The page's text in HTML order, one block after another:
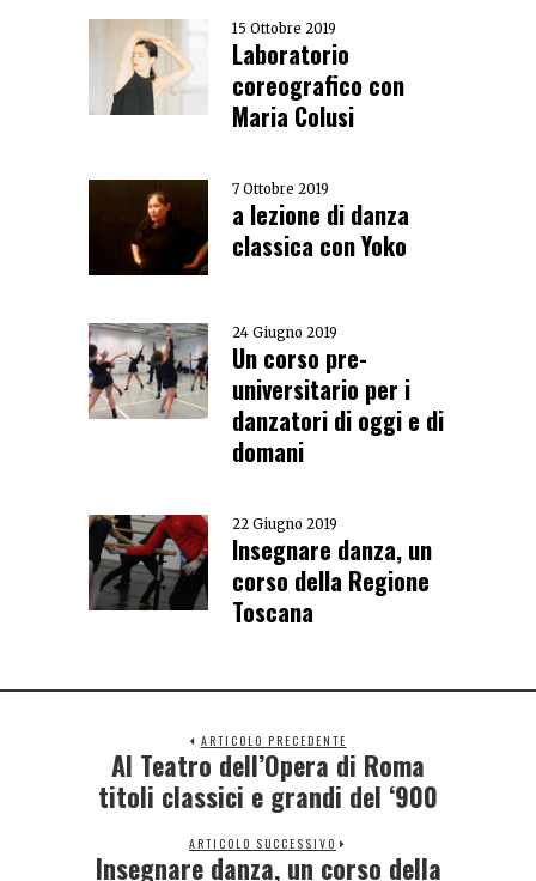
15 Ottobre 2019
Laboratorio
coreografico con
Maria Colusi
7 Ottobre 2019
a lezione di danza
classica con Yoko
24 Giugno 2019
Un corso pre-
universitario per i
danzatori di oggi e di
domani
22 Giugno 2019
Insegnare danza, un
corso della Regione
Toscana
ARTICOLO PRECEDENTE
Al Teatro dell’Opera di Roma
titoli classici e grandi del ‘900
ARTICOLO SUCCESSIVO
Insegnare danza, un corso della